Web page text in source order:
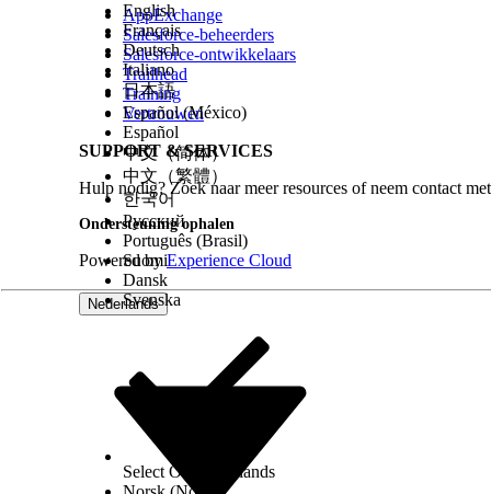
AppExchange
Salesforce-beheerders
Salesforce-ontwikkelaars
Trailhead
Training
Vertrouwen
SUPPORT & SERVICES
Hulp nodig? Zoek naar meer resources of neem contact
Ondersteuning ophalen
Powered byExperience Cloud
Nederlands
English
Français
Deutsch
Italiano
日本語
Español (México)
Español
中文（简体）
中文（繁體）
한국어
Русский
Português (Brasil)
Suomi
Dansk
Svenska
Select Org
Nederlands